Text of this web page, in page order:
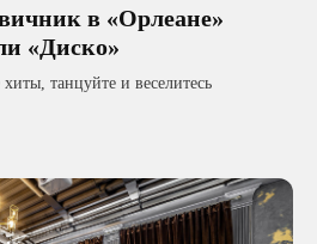
в «Орлеане»
«Диско»
танцуйте и веселитесь